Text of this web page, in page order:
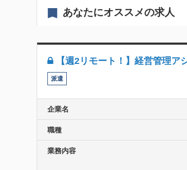
あなたにオススメの求人
【週2リモート！】経営管理ア
派遣
企業名
職種
業務内容